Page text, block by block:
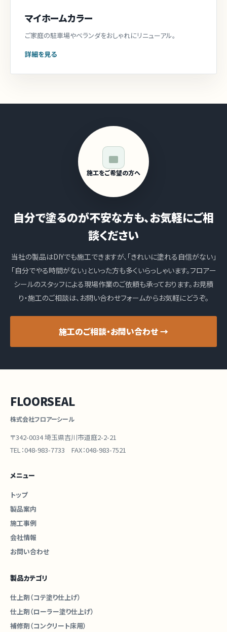
マイホームカラー
ご家庭の駐車場やベランダをおしゃれにリニューアル。
詳細を見る
施工をご希望の方へ
自分で塗るのが不安な方も、お気軽にご相
談ください
当社の製品はDIYでも施工できますが、「きれいに塗れる自信がない」
「自分でやる時間がない」といった方も多くいらっしゃいます。フロアー
シールのスタッフによる現場作業のご依頼も承っております。お見積
り・施工のご相談は、お問い合わせフォームからお気軽にどうぞ。
施工のご相談・お問い合わせ →
FLOORSEAL
株式会社フロアーシール
〒342-0034 埼玉県吉川市道庭2-2-21
TEL：048-983-7733 FAX：048-983-7521
メニュー
トップ
製品案内
施工事例
会社情報
お問い合わせ
製品カテゴリ
仕上剤（コテ塗り仕上げ）
仕上剤（ローラー塗り仕上げ）
補修剤（コンクリート床用）